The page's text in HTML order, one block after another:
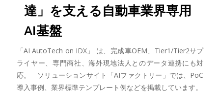
達」を支える自動車業界専用
AI基盤
「AI AutoTech on IDX」 は、完成車OEM、Tier1/Tier2サプ
ライヤー、専門商社、海外現地法人とのデータ連携にも対
応。 ソリューションサイト「AIファクトリー」では、PoC
導入事例、業界標準テンプレート例などを掲載しています。